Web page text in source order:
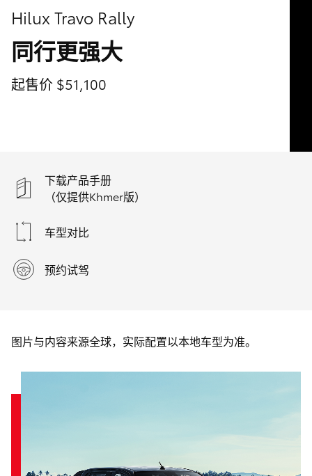
Hilux Travo Rally
同行更强大
起售价 $51,100
下载产品手册
（仅提供Khmer版）
车型对比
预约试驾
图片与内容来源全球，实际配置以本地车型为准。